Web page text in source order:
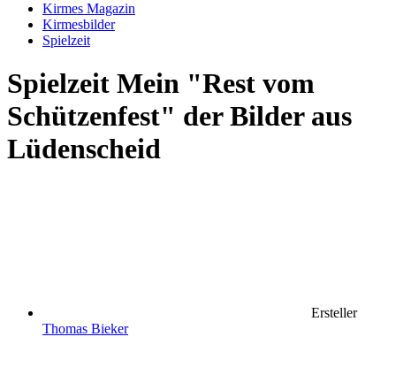
Kirmes Magazin
Kirmesbilder
Spielzeit
Spielzeit Mein "Rest vom
Schützenfest" der Bilder aus
Lüdenscheid
Ersteller
Thomas Bieker